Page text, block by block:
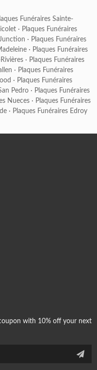
Funéraires Sainte-
· Plaques Funéraires
· Plaques Funéraires
· Plaques Funéraires
· Plaques Funéraires
· Plaques Funéraires
· Plaques Funéraires
Pedro · Plaques Funéraires
Nueces · Plaques Funéraires
· Plaques Funéraires Edroy
with 10% off your next